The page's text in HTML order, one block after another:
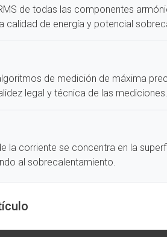
de todas las componentes
calidad de energía y potencial
de medición de máxima
legal y técnica de las mediciones.
la corriente se concentra en la
al sobrecalentamiento.